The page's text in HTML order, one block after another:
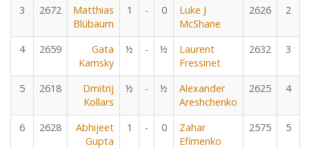
3
2672
Matthias
Blübaum
1 - 0
Luke J
McShane
2626 2
4 2659
Gata
Kamsky
½ - ½
Laurent
Fressinet
2632 3
5 2618
Dmitrij
Kollars
½ - ½
Alexander
Areshchenko
2625 4
6 2628
Abhijeet
Gupta
1 - 0
Zahar
Efimenko
2575 5